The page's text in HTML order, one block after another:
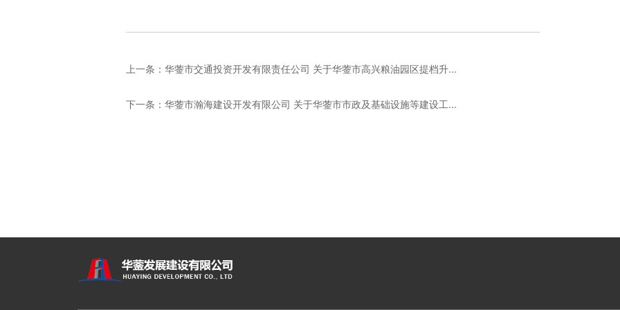
上一条：华蓥市交通投资开发有限责任公司 关于华蓥市高兴粮油园区提档升...
下一条：华蓥市瀚海建设开发有限公司 关于华蓥市市政及基础设施等建设工...